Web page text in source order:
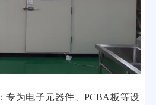
：专为电子元器件、PCBA板等设